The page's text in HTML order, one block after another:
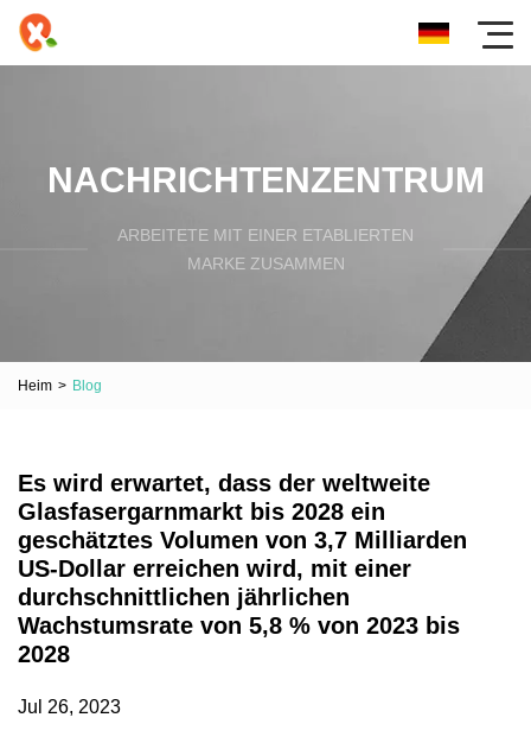
NACHRICHTENZENTRUM
ARBEITETE MIT EINER ETABLIERTEN
MARKE ZUSAMMEN
Heim > Blog
Es wird erwartet, dass der weltweite
Glasfasergarnmarkt bis 2028 ein
geschätztes Volumen von 3,7 Milliarden
US-Dollar erreichen wird, mit einer
durchschnittlichen jährlichen
Wachstumsrate von 5,8 % von 2023 bis
2028
Jul 26, 2023